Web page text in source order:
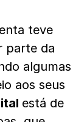
teve
parte da
algumas
aos seus
está de